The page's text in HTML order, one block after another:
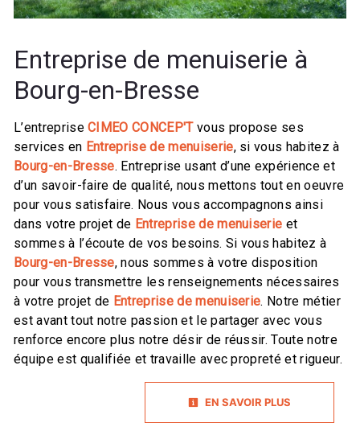
Entreprise de menuiserie à
Bourg-en-Bresse
L’entrepriseCIMEO CONCEP'Tvous propose ses
services en Entreprise de menuiserie, si vous habitez à
Bourg-en-Bresse. Entreprise usant d’une expérience et
d’un savoir-faire de qualité, nous mettons tout en oeuvre
pour vous satisfaire. Nous vous accompagnons ainsi
dans votre projet de Entreprise de menuiserie et
sommes à l’écoute de vos besoins. Si vous habitez à
Bourg-en-Bresse, nous sommes à votre disposition
pour vous transmettre les renseignements nécessaires
à votre projet de Entreprise de menuiserie. Notre métier
est avant tout notre passion et le partager avec vous
renforce encore plus notre désir de réussir. Toute notre
équipe est qualifiée et travaille avec propreté et rigueur.
EN SAVOIR PLUS